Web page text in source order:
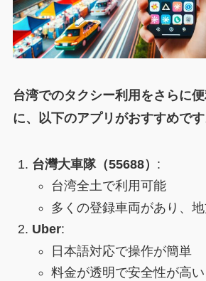
台湾でのタクシー利用をさらに
に、以下のアプリがおすすめです
台灣大車隊（55688） :
台湾全土で利用可能
多くの登録車両があり、
Uber:
日本語対応で操作が簡単
料金が透明で安全性が高い